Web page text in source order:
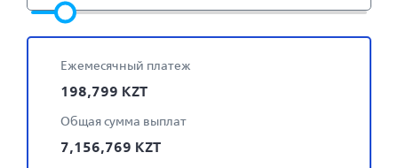
Ежемесячный платеж
198,799 KZT
Общая сумма выплат
7,156,769 KZT